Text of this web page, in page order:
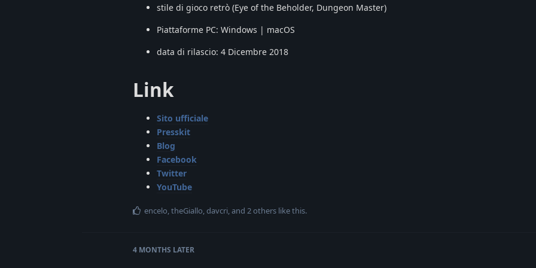
stile di gioco retrò (Eye of the Beholder, Dungeon Master)
Piattaforme PC: Windows | macOS
data di rilascio: 4 Dicembre 2018
Link
Sito ufficiale
Presskit
Blog
Facebook
Twitter
YouTube
encelo,theGiallo,davcri, and 2others like this.
4 MONTHS LATER